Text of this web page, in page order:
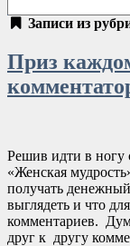
Записи из
Приз
Решив идти в ногу
«Женская
получать
выглядеть и что
комментариев.
друг к другу